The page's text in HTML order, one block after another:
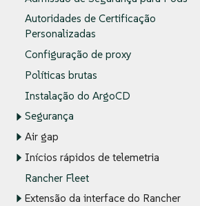
Autoridades de Certificação
Personalizadas
Configuração de proxy
Políticas brutas
Instalação do ArgoCD
Segurança
Air gap
Inícios rápidos de telemetria
Rancher Fleet
Extensão da interface do Rancher